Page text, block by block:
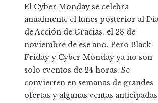
El Cyber ​​Monday se celebra
anualmente el lunes posterior al
de Acción de Gracias, el 28 de
noviembre de ese año. Pero Black
Friday y Cyber ​​​​Monday ya no son
solo eventos de 24 horas. Se
convierten en semanas de grandes
ofertas y algunas ventas anticipadas